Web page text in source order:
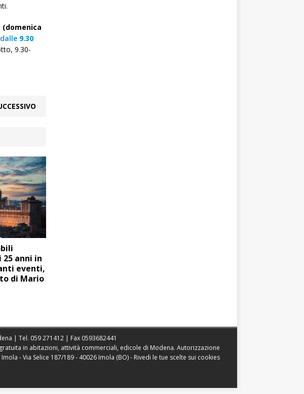
(domenica
9.30
9.30-
anni in
eventi,
di Mario
| Tel. 059 271412 | Fax 0593682441
in abitazioni, attività commerciali, edicole di Modena. Autorizzazione
- Via Selice 187/189 - 40026 Imola (BO) - Rivedi le tue scelte sui cookies